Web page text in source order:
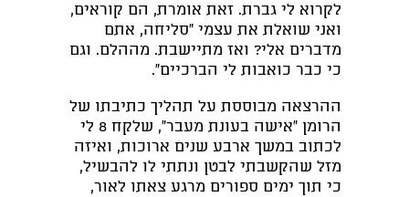
לקרוא לי גברת. זאת אומרת, הם קוראים,
ואני שואלת את עצמי "סליחה, אתם
מדברים אלי? ואז מתיישבת. מההלם. וגם
כי כבר כואבות לי הברכיים".
ההרצאה מבוססת על תהליך כתיבתו של
הרומן "אישה בעונת מעבר", שלקח 8 לי
לכתוב במשך ארבע שנים ארוכות, ואיזה
מזל שהקשבתי לבטן ונתתי לו להבשיל,
כי תוך ימים ספורים מרגע צאתו לאור,